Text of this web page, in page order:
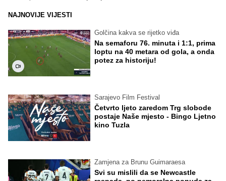
NAJNOVIJE VIJESTI
Golčina kakva se rijetko viđa
Na semaforu 76. minuta i 1:1, prima
loptu na 40 metara od gola, a onda
potez za historiju!
Sarajevo Film Festival
Četvrto ljeto zaredom Trg slobode
postaje Naše mjesto - Bingo Ljetno
kino Tuzla
Zamjena za Brunu Guimaraesa
Svi su mislili da se Newcastle